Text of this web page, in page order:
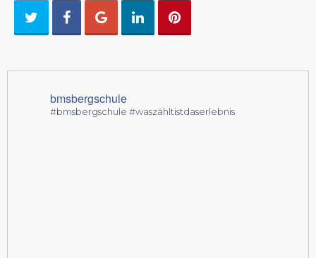
bmsbergschule
#bmsbergschule #waszähltistdaserlebnis